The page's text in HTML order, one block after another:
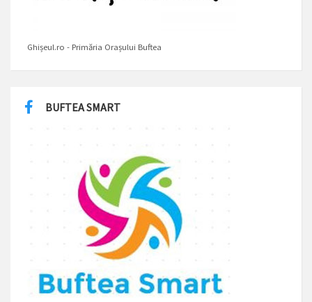
Ghișeul.ro - Primăria Orașului Buftea
BUFTEA SMART